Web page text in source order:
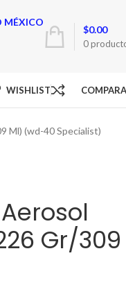
MÉXICO
0
$0.00
WISHLIST
Ml) (wd-40 Specialist)
Gr/309